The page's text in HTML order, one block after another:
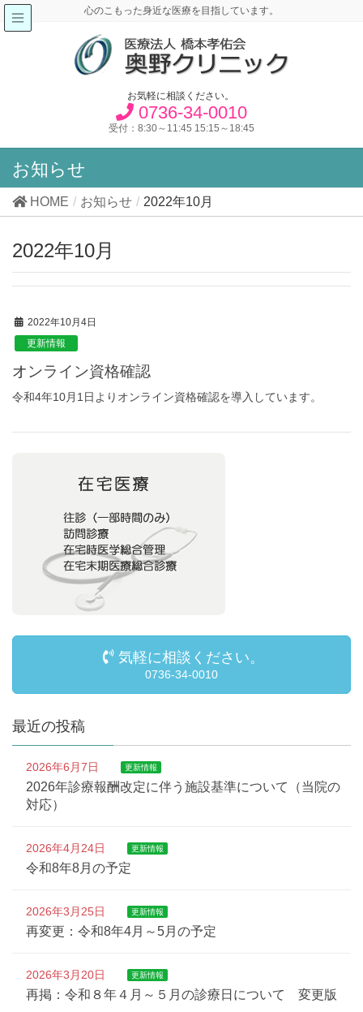
心のこもった身近な医療を目指しています。
お気軽に相談ください。
0736-34-0010
受付：8:30～11:45 15:15～18:45
お知らせ
HOME お知らせ 2022年10月
2022年10月
2022年10月4日
更新情報
オンライン資格確認
令和4年10月1日よりオンライン資格確認を導入しています。
気軽に相談ください。
0736-34-0010
最近の投稿
2026年6月7日 更新情報
2026年診療報酬改定に伴う施設基準について（当院の
対応）
2026年4月24日 更新情報
令和8年8月の予定
2026年3月25日 更新情報
再変更：令和8年4月～5月の予定
2026年3月20日 更新情報
再掲：令和８年４月～５月の診療日について 変更版